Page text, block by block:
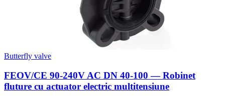
Butterfly valve
FEOV/CE 90-240V AC DN 40-100 — Robinet
fluture cu actuator electric multitensiune